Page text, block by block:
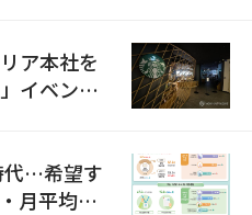
ア本社を
イベント
代…希望す
月平均賃